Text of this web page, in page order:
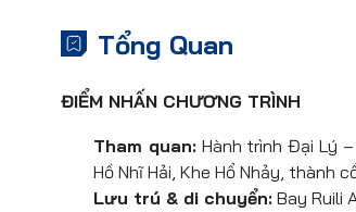
Tổng Quan
ĐIỂM NHẤN CHƯƠNG TRÌNH
Tham quan:Hành trình Đại Lý –
Hồ Nhĩ Hải, Khe Hổ Nhảy, thành
Lưu trú & di chuyển: Bay Ruili